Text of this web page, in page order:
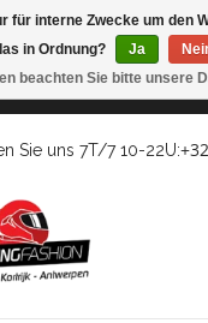
Sie uns 7T/7 10-22U:
für interne Zwecke um den
in Ordnung?
Ja
beachten Sie bitte unsere